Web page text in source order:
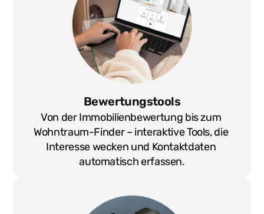
Bewertungstools
Von der Immobilienbewertung bis zum
Wohntraum-Finder – interaktive Tools, die
Interesse wecken und Kontaktdaten
automatisch erfassen.